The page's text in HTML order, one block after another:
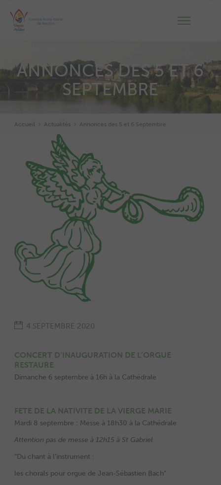
ANNONCES DES 5 ET 6
SEPTEMBRE
Accueil Actualités Annonces des 5 et 6 Septembre
4 SEPTEMBRE 2020
CONCERT D’INAUGURATION DE L’ORGUE
RESTAURE
Dimanche 6 septembre à 16h à la Cathédrale
FETE DE LA NATIVITE DE LA VIERGE MARIE
Mardi 8 septembre : Messe à 18h30 à la Cathédrale
Attention pas de messe à 12h15 à St Gabriel
“Du chant à l’instrument :
les chorals pour orgue de Jean-Sébastien Bach”